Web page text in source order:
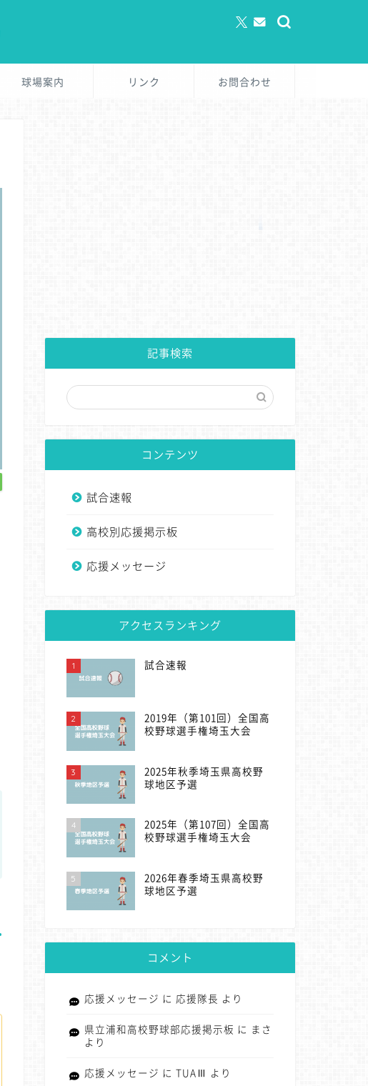
球場案内 リンク お問合わせ
記事検索
コンテンツ
試合速報
高校別応援掲示板
応援メッセージ
アクセスランキング
1 試合速報
2
2019年（第101回）全国高
校野球選手権埼玉大会
3
2025年秋季埼玉県高校野
球地区予選
4
2025年（第107回）全国高
校野球選手権埼玉大会
5
2026年春季埼玉県高校野
球地区予選
コメント
応援メッセージ に 応援隊長 より
県立浦和高校野球部応援掲示板 に
まさ
より
応援メッセージ に TUAⅢ より